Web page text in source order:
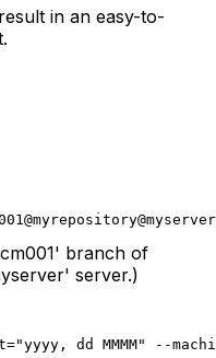
in an easy-to-
branch of
server.)
dd MMMM" --